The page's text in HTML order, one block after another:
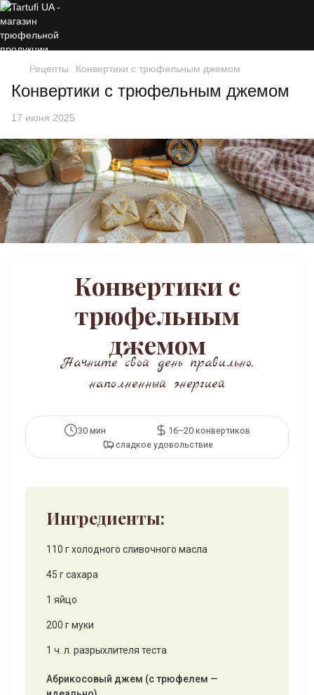
Рецепты Конвертики с трюфельным джемом
Конвертики с трюфельным джемом
17 июня 2025
Конвертики с
трюфельным
джемом
Начните свой день правильно,
наполненный энергией
30 мин
16–20 конвертиков
сладкое удовольствие
Ингредиенты:
110 г холодного сливочного масла
45 г сахара
1 яйцо
200 г муки
1 ч. л. разрыхлителя теста
Абрикосовый джем (с трюфелем —